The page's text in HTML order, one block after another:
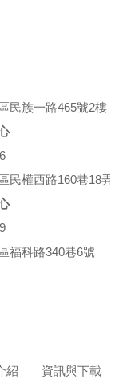
民族一路465號2樓
民權西路160巷18弄10
福科路340巷6號
紹 資訊與下載